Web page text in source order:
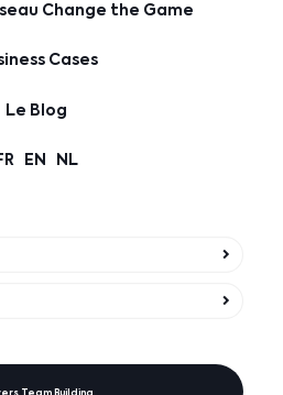
Change the Game
Cases
Le Blog
EN NL